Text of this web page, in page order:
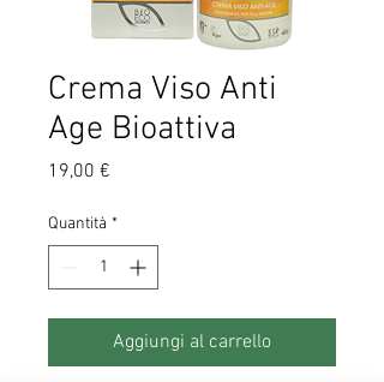
Crema Viso Anti
Age Bioattiva
19,00 €
Quantità *
Aggiungi al carrello